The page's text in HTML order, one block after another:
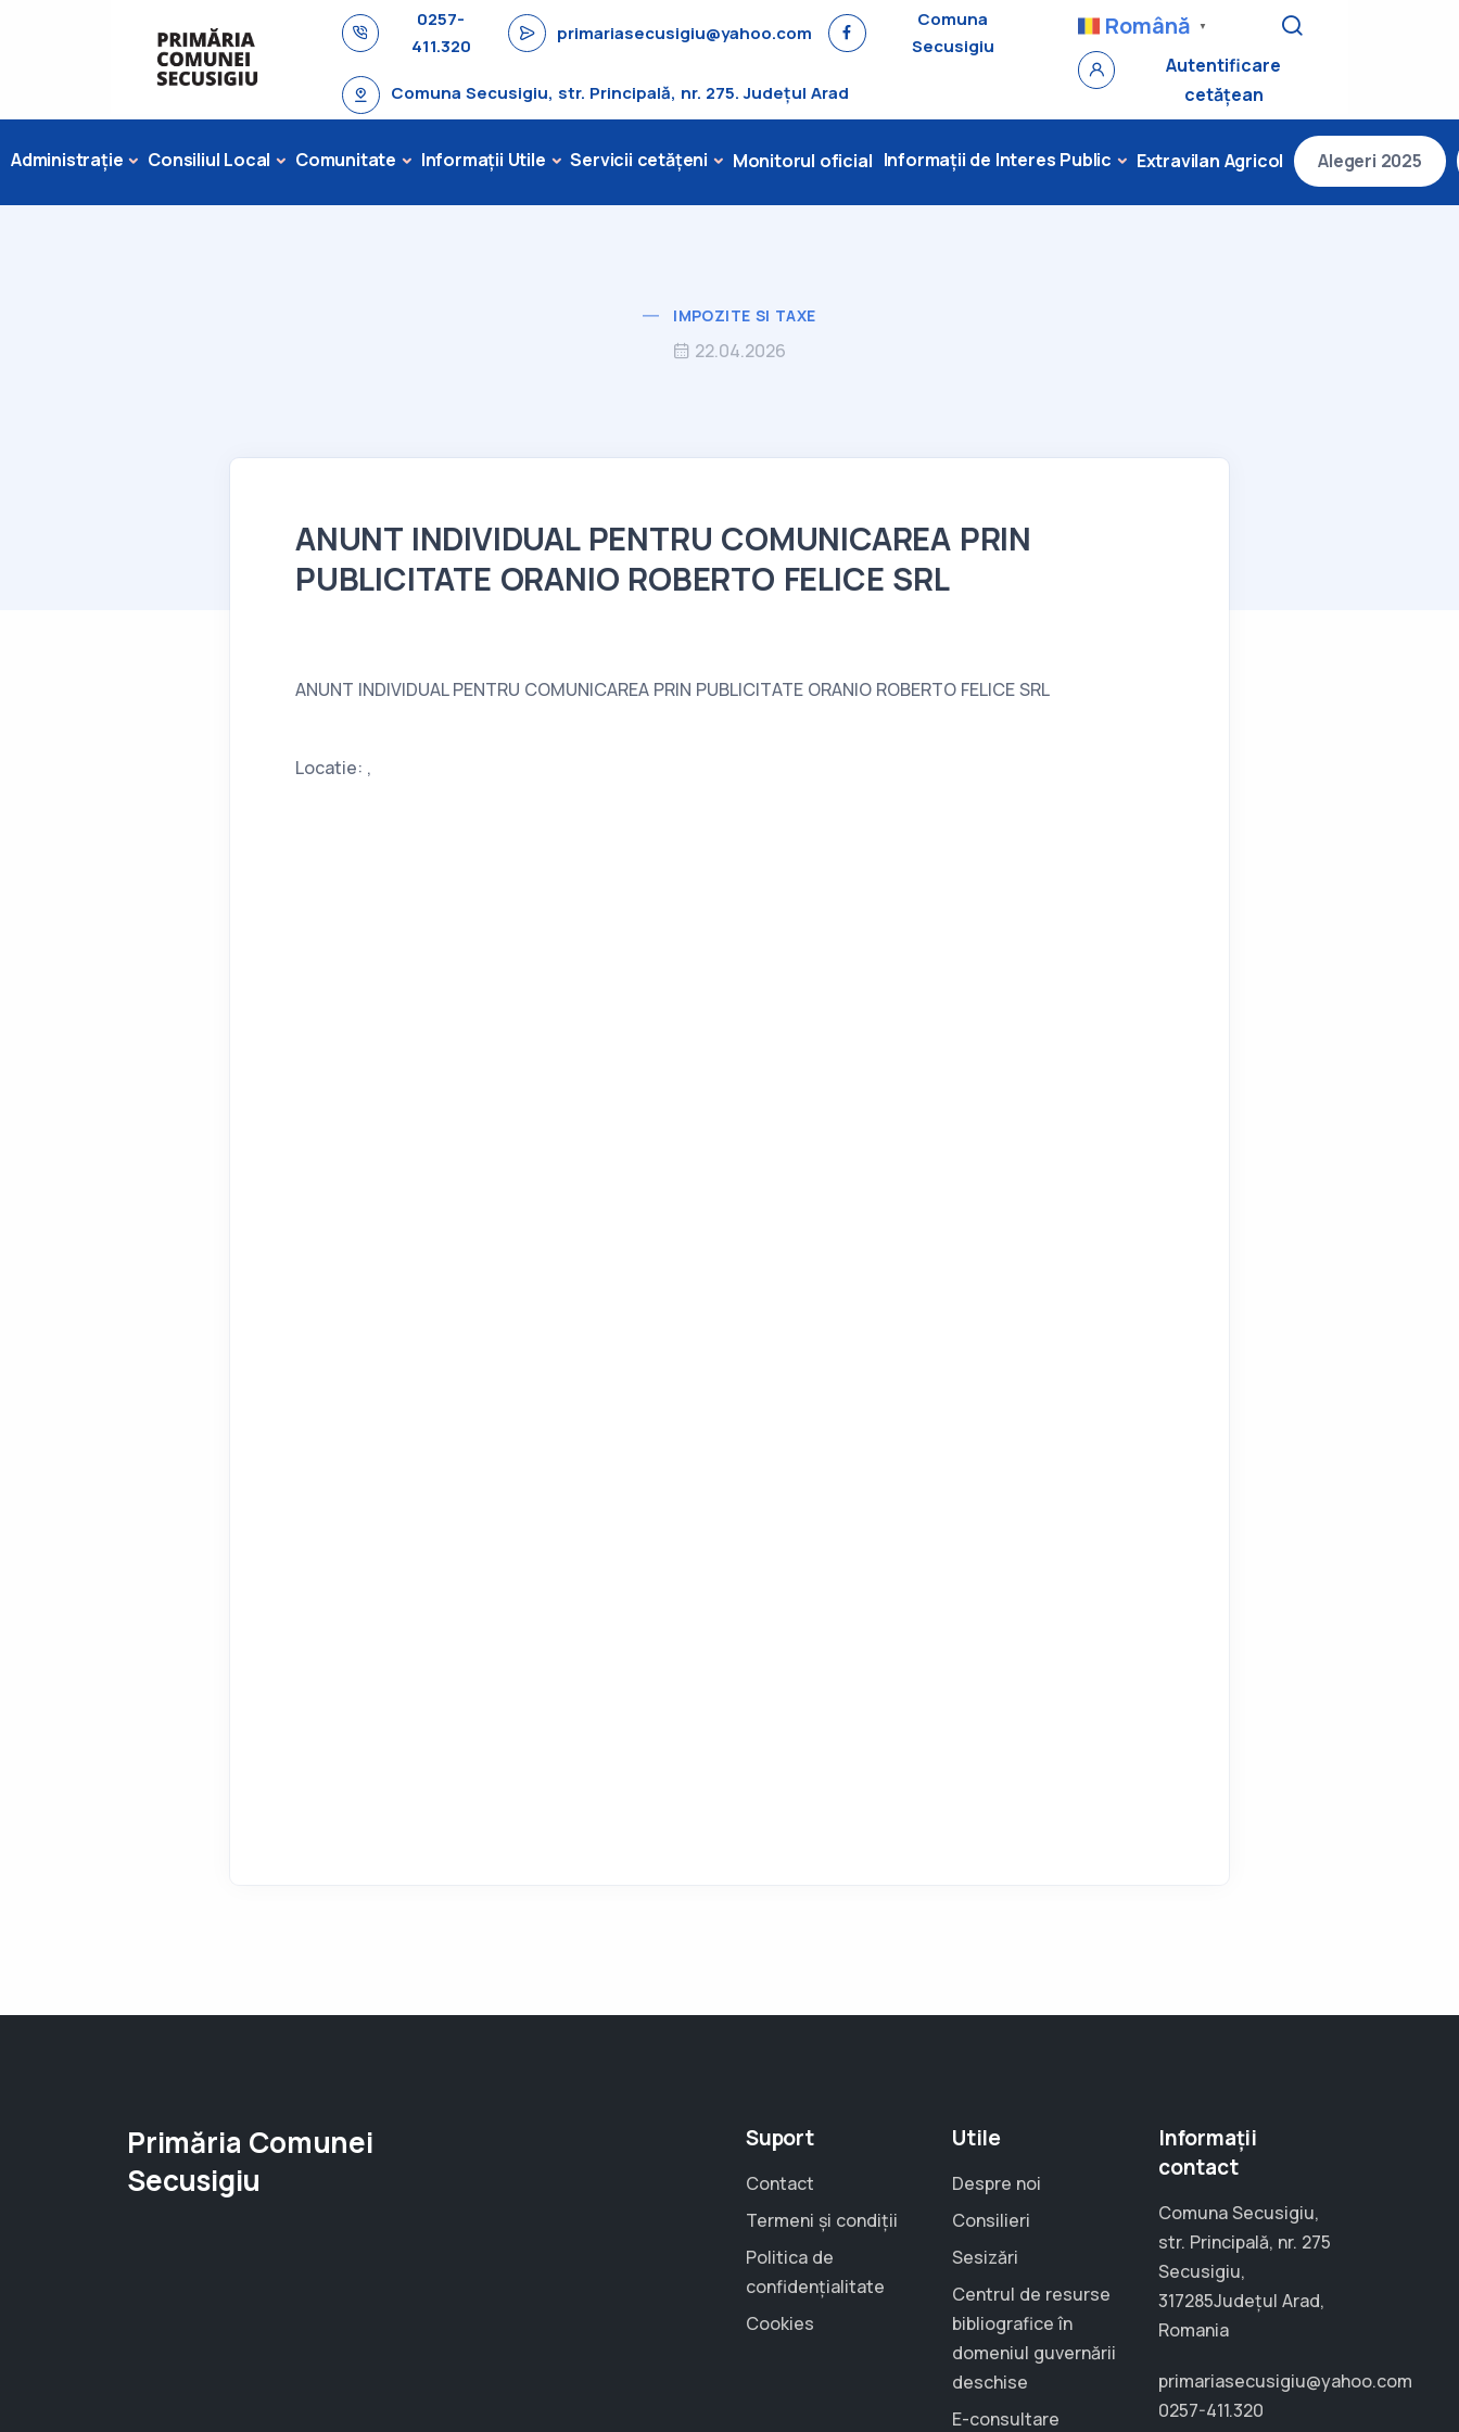
0257-
411.320
primariasecusigiu@yahoo.com
Comuna
Secusigiu
Comuna Secusigiu, str. Principală, nr. 275. Județul Arad
Română ▼
Autentificare
cetățean
Administrație Consiliul Local Comunitate Informații Utile Servicii cetățeni Monitorul oficial Informații de Interes Public Extravilan Agricol Alegeri 2025
IMPOZITE SI TAXE
22.04.2026
ANUNT INDIVIDUAL PENTRU COMUNICAREA PRIN
PUBLICITATE ORANIO ROBERTO FELICE SRL
ANUNT INDIVIDUAL PENTRU COMUNICAREA PRIN PUBLICITATE ORANIO ROBERTO FELICE SRL
Locatie: ,
Primăria Comunei
Secusigiu
Suport
Contact
Termeni și condiții
Politica de
confidențialitate
Cookies
Utile
Despre noi
Consilieri
Sesizări
Centrul de resurse
bibliografice în
domeniul guvernării
deschise
E-consultare
Informații
contact
Comuna Secusigiu,
str. Principală, nr. 275
Secusigiu,
317285Județul Arad,
Romania
primariasecusigiu@yahoo.com
0257-411.320